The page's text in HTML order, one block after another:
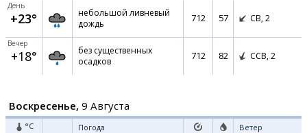
День
+23°
небольшой ливневый
дождь
712 57 СВ, 2
Вечер
+18°
без существенных
осадков
712 82 ССВ, 2
Воскресенье, 9 Августа
°C Погода Ветер